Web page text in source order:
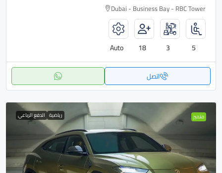
Dubai - Business Bay - RBC Tower
5
3
18
Auto
اتصل
متميز رياضية الدفع الرباعي